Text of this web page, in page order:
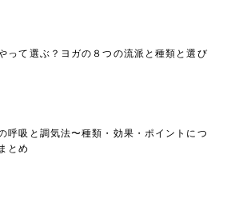
って選ぶ？ヨガの８つの流派と種類と選び
呼吸と調気法〜種類・効果・ポイントにつ
とめ